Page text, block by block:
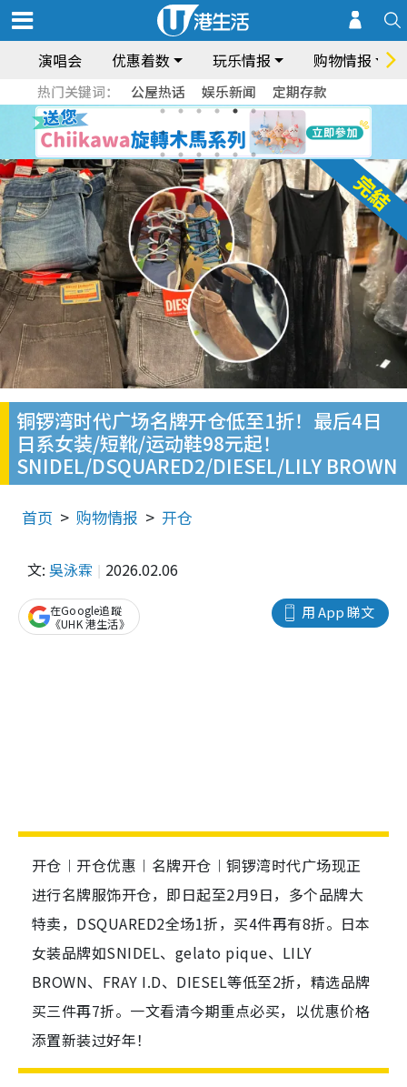
演唱会 优惠着数 玩乐情报 购物情报
热门关键词： 公屋热话 娱乐新闻 定期存款
铜锣湾时代广场名牌开仓低至1折！最后4日
日系女装/短靴/运动鞋98元起！
SNIDEL/DSQUARED2/DIESEL/LILY BROWN
首页 购物情报 开仓
文: 吳泳霖 2026.02.06
用 App 睇文
在Google追蹤
《UHK 港生活》
开仓︱开仓优惠︱名牌开仓︱铜锣湾时代广场现正
进行名牌服饰开仓，即日起至2月9日，多个品牌大
特卖，DSQUARED2全场1折，买4件再有8折。日本
女装品牌如SNIDEL、gelato pique、LILY
BROWN、FRAY I.D、DIESEL等低至2折，精选品牌
买三件再7折。一文看清今期重点必买，以优惠价格
添置新装过好年！